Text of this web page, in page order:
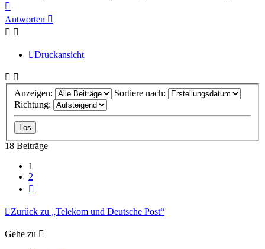
oben
Antworten
Druckansicht
Anzeigen:
Sortiere nach:
Richtung:
18 Beiträge
1
2
Zurück zu „Telekom und Deutsche Post“
Gehe zu